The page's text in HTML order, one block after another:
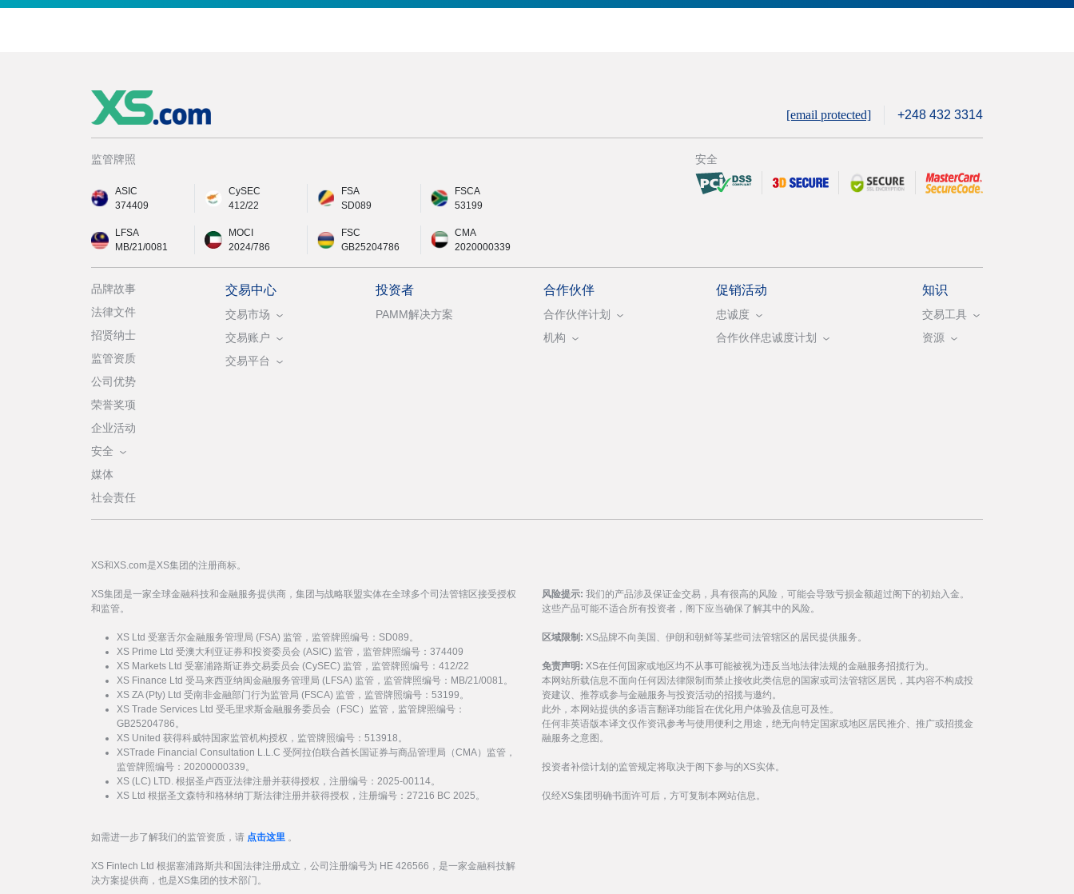
[email protected] +248 432 3314
监管牌照
ASIC
374409
CySEC
412/22
FSA
SD089
FSCA
53199
LFSA
MB/21/0081
MOCI
2024/786
FSC
GB25204786
CMA
2020000339
安全
品牌故事
法律文件
招贤纳士
监管资质
公司优势
荣誉奖项
企业活动
安全
媒体
社会责任
交易中心
交易市场
交易账户
交易平台
投资者
PAMM解决方案
合作伙伴
合作伙伴计划
机构
促销活动
忠诚度
合作伙伴忠诚度计划
知识
交易工具
资源
XS和XS.com是XS集团的注册商标。
XS集团是一家全球金融科技和金融服务提供商，集团与战略联盟实体在全球多个司法管辖区接受授权
和监管。
XS Ltd 受塞舌尔金融服务管理局 (FSA) 监管，监管牌照编号：SD089。
XS Prime Ltd 受澳大利亚证券和投资委员会 (ASIC) 监管，监管牌照编号：374409
XS Markets Ltd 受塞浦路斯证券交易委员会 (CySEC) 监管，监管牌照编号：412/22
XS Finance Ltd 受马来西亚纳闽金融服务管理局 (LFSA) 监管，监管牌照编号：MB/21/0081。
XS ZA (Pty) Ltd 受南非金融部门行为监管局 (FSCA) 监管，监管牌照编号：53199。
XS Trade Services Ltd 受毛里求斯金融服务委员会（FSC）监管，监管牌照编号：
GB25204786。
XS United 获得科威特国家监管机构授权，监管牌照编号：513918。
XSTrade Financial Consultation L.L.C 受阿拉伯联合酋长国证券与商品管理局（CMA）监管，
监管牌照编号：20200000339。
XS (LC) LTD. 根据圣卢西亚法律注册并获得授权，注册编号：2025-00114。
XS Ltd 根据圣文森特和格林纳丁斯法律注册并获得授权，注册编号：27216 BC 2025。
如需进一步了解我们的监管资质，请 点击这里 。
XS Fintech Ltd 根据塞浦路斯共和国法律注册成立，公司注册编号为 HE 426566，是一家金融科技解
决方案提供商，也是XS集团的技术部门。
风险提示: 我们的产品涉及保证金交易，具有很高的风险，可能会导致亏损金额超过阁下的初始入金。
这些产品可能不适合所有投资者，阁下应当确保了解其中的风险。
区域限制: XS品牌不向美国、伊朗和朝鲜等某些司法管辖区的居民提供服务。
免责声明: XS在任何国家或地区均不从事可能被视为违反当地法律法规的金融服务招揽行为。
本网站所载信息不面向任何因法律限制而禁止接收此类信息的国家或司法管辖区居民，其内容不构成投
资建议、推荐或参与金融服务与投资活动的招揽与邀约。
此外，本网站提供的多语言翻译功能旨在优化用户体验及信息可及性。
任何非英语版本译文仅作资讯参考与使用便利之用途，绝无向特定国家或地区居民推介、推广或招揽金
融服务之意图。
投资者补偿计划的监管规定将取决于阁下参与的XS实体。
仅经XS集团明确书面许可后，方可复制本网站信息。